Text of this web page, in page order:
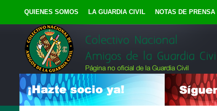
QUIENES SOMOS LA GUARDIA CIVIL NOTAS DE PRENSA